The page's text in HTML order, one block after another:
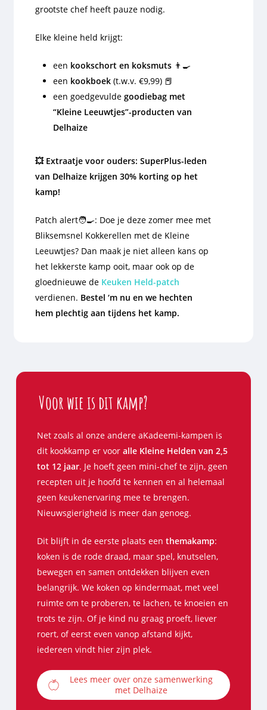
grootste chef heeft pauze nodig.
Elke kleine held krijgt:
een kookschort en koksmuts👨‍🍳
een kookboek(t.w.v. €9,99) 📕
een goedgevulde goodiebag met
“Kleine Leeuwtjes”-producten van
Delhaize
💥 Extraatje voor ouders: SuperPlus-leden
van Delhaize krijgen 30% korting op het
kamp!
Patch alert🧑‍🍳: Doe je deze zomer mee met
Bliksemsnel Kokkerellen met de Kleine
Leeuwtjes? Dan maak je niet alleen kans op
het lekkerste kamp ooit, maar ook op de
gloednieuwe de Keuken Held-patch
verdienen. Bestel ‘m nu en we hechten
hem plechtig aan tijdens het kamp.
Voor wie is dit kamp?
Net zoals al onze andere aKadeemi-kampen is
dit kookkamp er voor alle Kleine Helden van 2,5
tot 12 jaar. Je hoeft geen mini-chef te zijn, geen
recepten uit je hoofd te kennen en al helemaal
geen keukenervaring mee te brengen.
Nieuwsgierigheid is meer dan genoeg.
Dit blijft in de eerste plaats een themakamp:
koken is de rode draad, maar spel, knutselen,
bewegen en samen ontdekken blijven even
belangrijk. We koken op kindermaat, met veel
ruimte om te proberen, te lachen, te knoeien en
trots te zijn. Of je kind nu graag proeft, liever
roert, of eerst even vanop afstand kijkt,
iedereen vindt hier zijn plek.
Lees meer over onze samenwerking
met Delhaize